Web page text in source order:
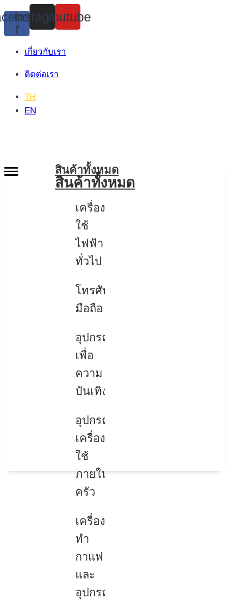
Skip
to
content
f
Instagram
Youtube
เกี่ยวกับเรา
ติดต่อเรา
TH
EN
สินค้าทั้งหมด
สินค้าทั้งหมด
เครื่อง
ใช้
ไฟฟ้า
ทั่วไป
โทรศัพท์
มือถือ
อุปกรณ์
เพื่อ
ความ
บันเทิง
อุปกรณ์
เครื่อง
ใช้
ภายใน
ครัว
เครื่อง
ทำ
กาแฟ
และ
อุปกรณ์